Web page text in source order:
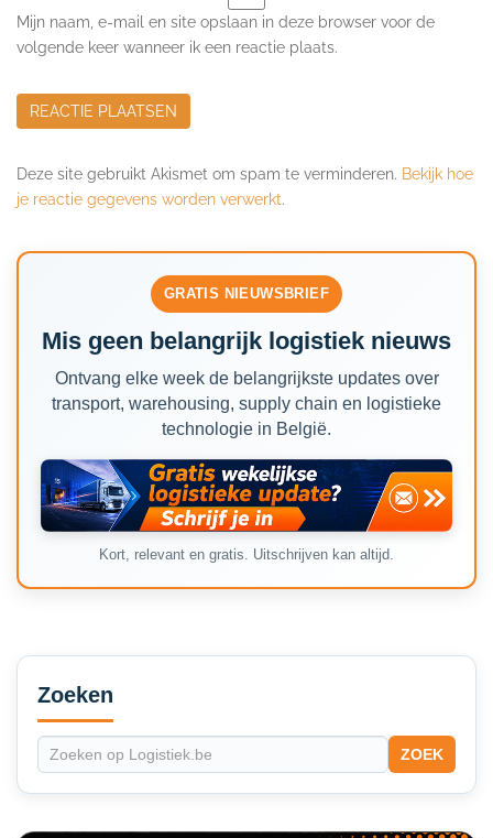
Mijn naam, e-mail en site opslaan in deze browser voor de
volgende keer wanneer ik een reactie plaats.
Deze site gebruikt Akismet om spam te verminderen. Bekijk hoe
je reactie gegevens worden verwerkt.
GRATIS NIEUWSBRIEF
Mis geen belangrijk logistiek nieuws
Ontvang elke week de belangrijkste updates over
transport, warehousing, supply chain en logistieke
technologie in België.
Kort, relevant en gratis. Uitschrijven kan altijd.
Secondary
Sidebar
Zoeken
ZOEK